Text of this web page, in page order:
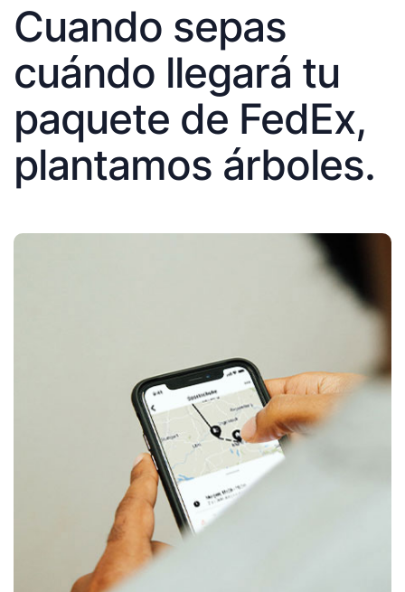
Cuando sepas
cuándo llegará tu
paquete de FedEx,
plantamos árboles.